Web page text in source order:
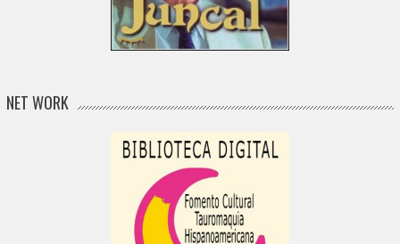
NET WORK